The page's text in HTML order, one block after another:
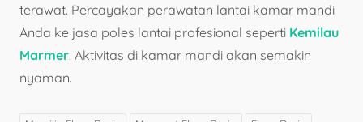
terawat. Percayakan perawatan lantai kamar mandi
Anda ke jasa poles lantai profesional seperti Kemilau
Marmer. Aktivitas di kamar mandi akan semakin
nyaman.